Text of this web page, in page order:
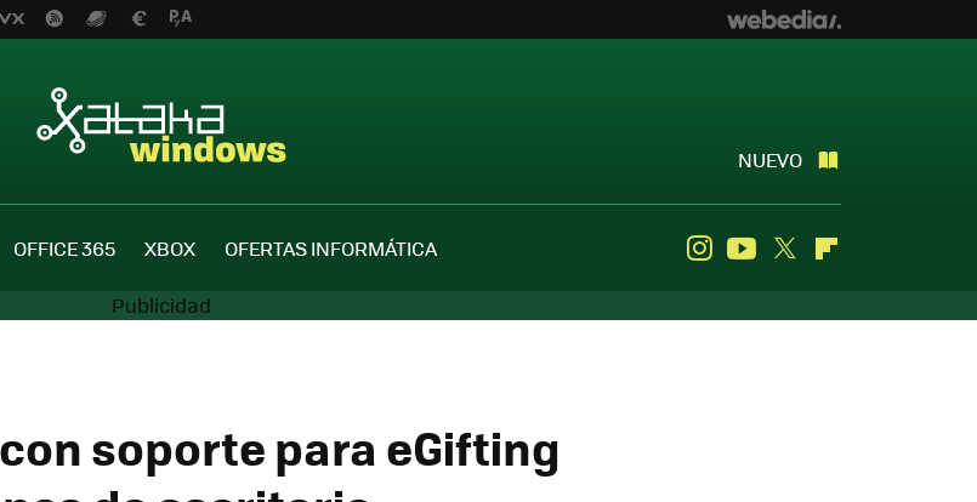
NUEVO
OFFICE 365 XBOX OFERTAS INFORMÁTICA InstagramYoutube
Twitter
soporte para eGifting